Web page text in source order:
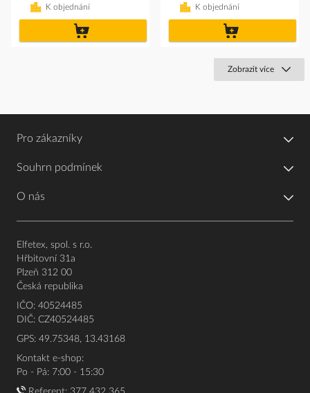
K objednání K objednání
Zobrazit více
Pro zákazníky
Souhrn podmínek
O nás
Elfetex, spol. s r.o.
Hřbitovní 31a
Plzeň 312 00
Česká republika
IČO: 40524485
DIČ: CZ40524485
GPS: 49.75348, 13.43168
Kontakt e-shop:
Po - Pá: 7:00 - 15:30